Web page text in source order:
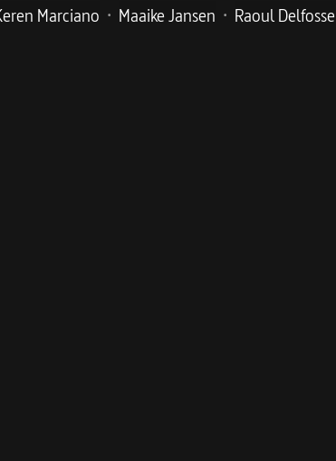
Marciano • Maaike Jansen • Raoul Delfosse